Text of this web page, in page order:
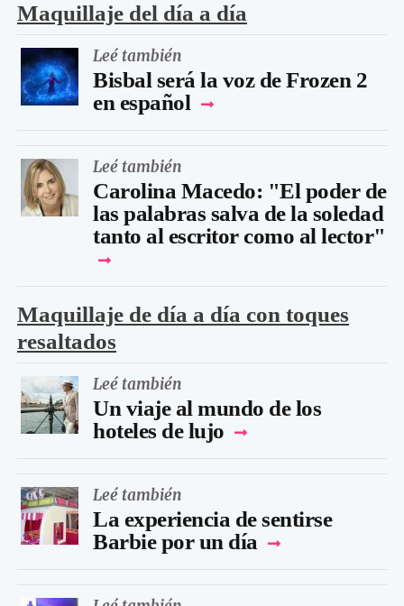
Maquillaje del día a día
Leé también
Bisbal será la voz de Frozen 2
en español
Leé también
Carolina Macedo: "El poder de
las palabras salva de la soledad
tanto al escritor como al lector"
Maquillaje de día a día con toques
resaltados
Leé también
Un viaje al mundo de los
hoteles de lujo
Leé también
La experiencia de sentirse
Barbie por un día